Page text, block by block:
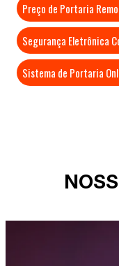
Preço de Portaria
Segurança Eletrônica
Sistema de Portaria